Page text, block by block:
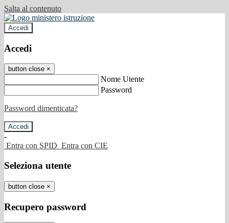
Salta al contenuto
Accedi
Accedi
button close ×
Nome Utente
Password
Password dimenticata?
-
Entra con SPID Entra con CIE
Seleziona utente
button close ×
Recupero password